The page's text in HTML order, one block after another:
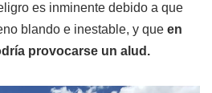
es inminente debido a que
blando e inestable, y que en
provocarse un alud.